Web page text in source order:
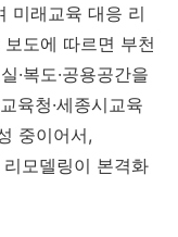
미래교육 대응 리
도에 따르면 부천
·복도·공용공간을
육청·세종시교육
중이어서,
모델링이 본격화